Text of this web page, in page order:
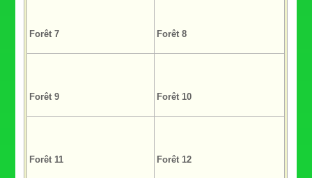
Forêt 7 Forêt 8
Forêt 9 Forêt 10
Forêt 11 Forêt 12